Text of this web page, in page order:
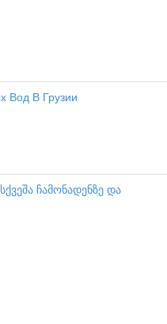
Вод В Грузии
ჩამონადენზე და